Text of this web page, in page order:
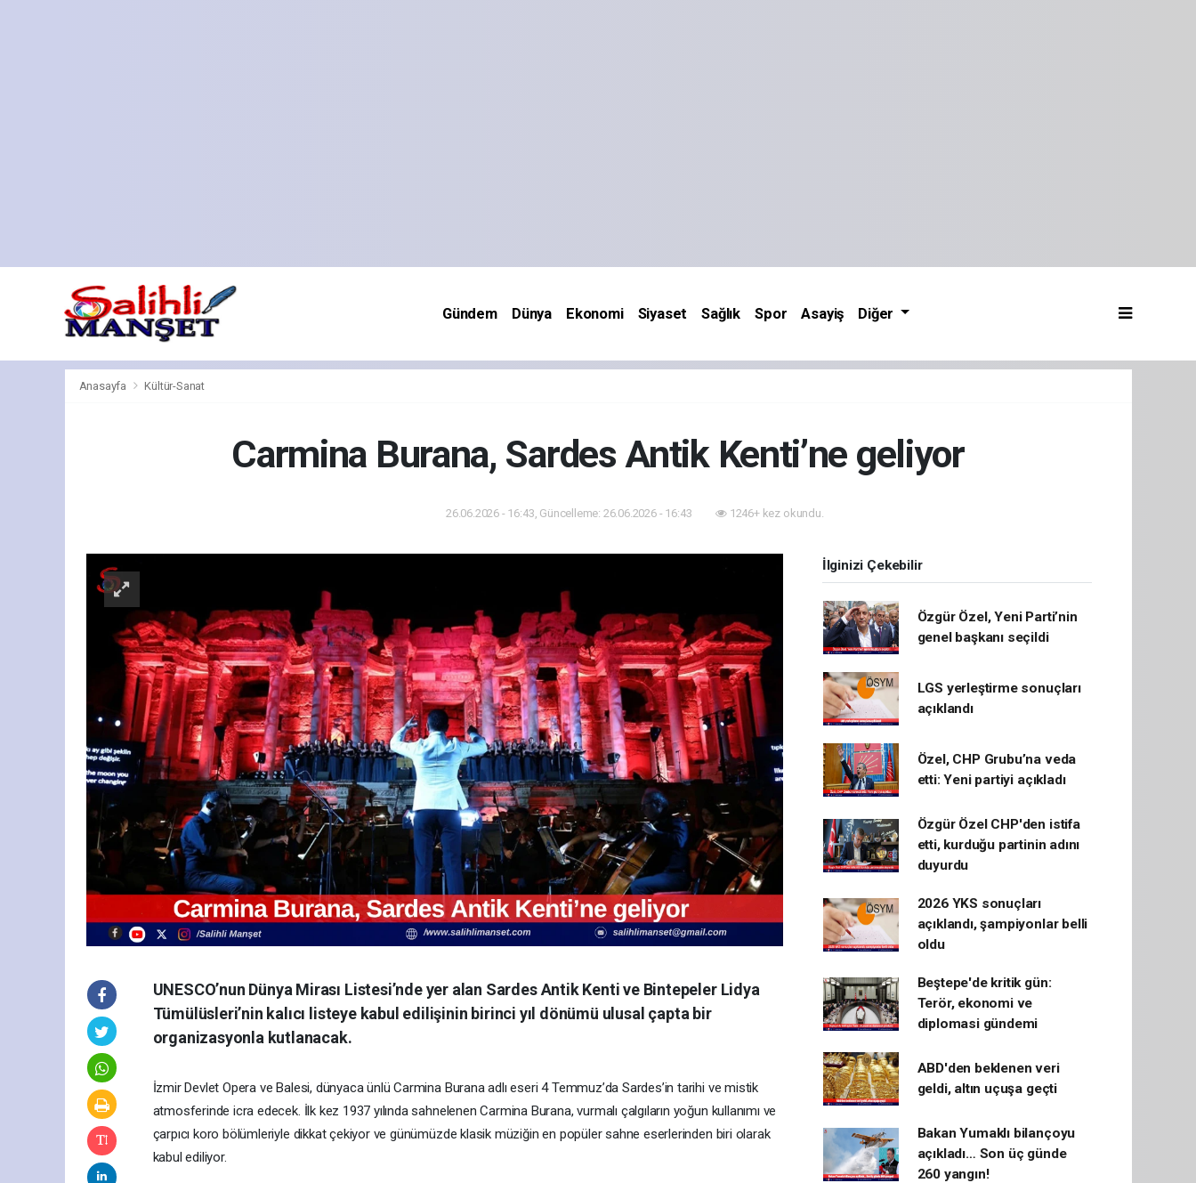
Gündem Dünya Ekonomi Siyaset Sağlık Spor Asayiş Diğer
Anasayfa Kültür-Sanat
Carmina Burana, Sardes Antik Kenti’ne geliyor
26.06.2026 - 16:43, Güncelleme: 26.06.2026 - 16:43 1246+ kez okundu.
UNESCO’nun Dünya Mirası Listesi’nde yer alan Sardes Antik Kenti ve Bintepeler Lidya
Tümülüsleri’nin kalıcı listeye kabul edilişinin birinci yıl dönümü ulusal çapta bir
organizasyonla kutlanacak.
İzmir Devlet Opera ve Balesi, dünyaca ünlü Carmina Burana adlı eseri 4 Temmuz’da Sardes’in tarihi ve mistik
atmosferinde icra edecek. İlk kez 1937 yılında sahnelenen Carmina Burana, vurmalı çalgıların yoğun kullanımı ve
çarpıcı koro bölümleriyle dikkat çekiyor ve günümüzde klasik müziğin en popüler sahne eserlerinden biri olarak
kabul ediliyor.
İlginizi Çekebilir
Özgür Özel, Yeni Parti’nin
genel başkanı seçildi
LGS yerleştirme sonuçları
açıklandı
Özel, CHP Grubu’na veda
etti: Yeni partiyi açıkladı
Özgür Özel CHP'den istifa
etti, kurduğu partinin adını
duyurdu
2026 YKS sonuçları
açıklandı, şampiyonlar belli
oldu
Beştepe'de kritik gün:
Terör, ekonomi ve
diplomasi gündemi
ABD'den beklenen veri
geldi, altın uçuşa geçti
Bakan Yumaklı bilançoyu
açıkladı… Son üç günde
260 yangın!